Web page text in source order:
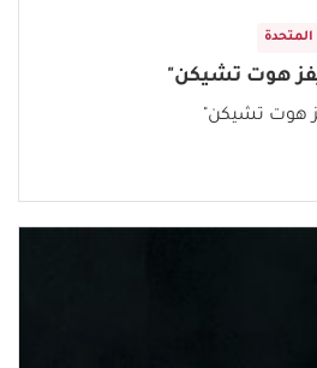
المتحدة
هوت تشيكن"
هوت تشيكن"